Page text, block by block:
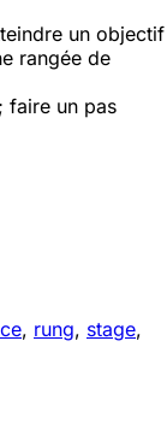
un objectif
rangée de
faire un pas
, rung, stage,